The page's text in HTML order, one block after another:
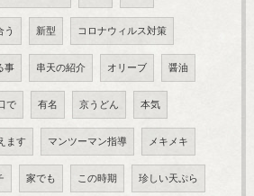
う 新型 コロナウィルス対策
事 串天の紹介 オリーブ 醤油
で 有名 京うどん 本気
ます マンツーマン指導 メキメキ
家でも この時期 珍しい天ぷら